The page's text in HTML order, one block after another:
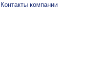
Контакты компании